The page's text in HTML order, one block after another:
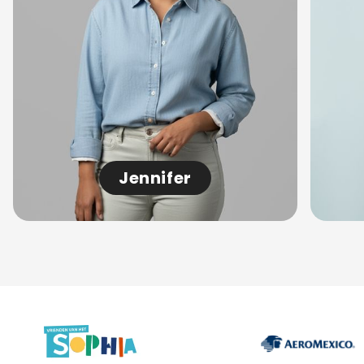
Jennifer